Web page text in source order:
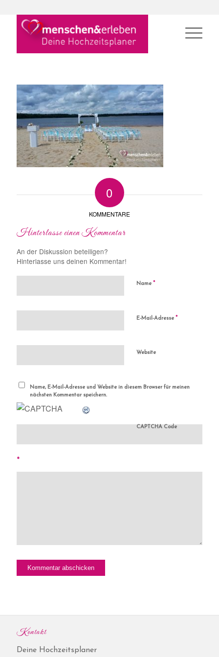
0
KOMMENTARE
Hinterlasse einen Kommentar
An der Diskussion beteiligen?
Hinterlasse uns deinen Kommentar!
Name *
E-Mail-Adresse *
Website
Name, E-Mail-Adresse und Website in diesem Browser für meinen
nächsten Kommentar speichern.
CAPTCHA Code
*
Kontakt
Deine Hochzeitsplaner